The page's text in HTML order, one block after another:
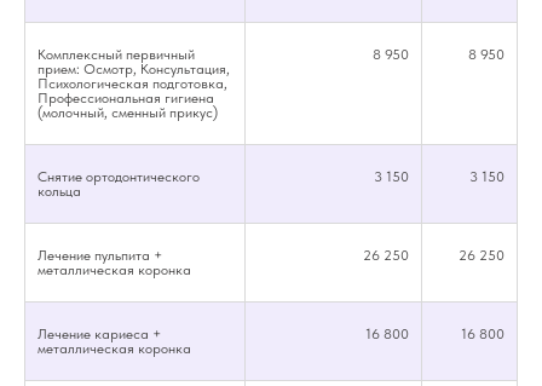
Комплексный первичный
прием: Осмотр, Консультация,
Психологическая подготовка,
Профессиональная гигиена
(молочный, сменный прикус)
8 950 8 950
Снятие ортодонтического
кольца
3 150 3 150
Лечение пульпита +
металлическая коронка
26 250 26 250
Лечение кариеса +
металлическая коронка
16 800 16 800